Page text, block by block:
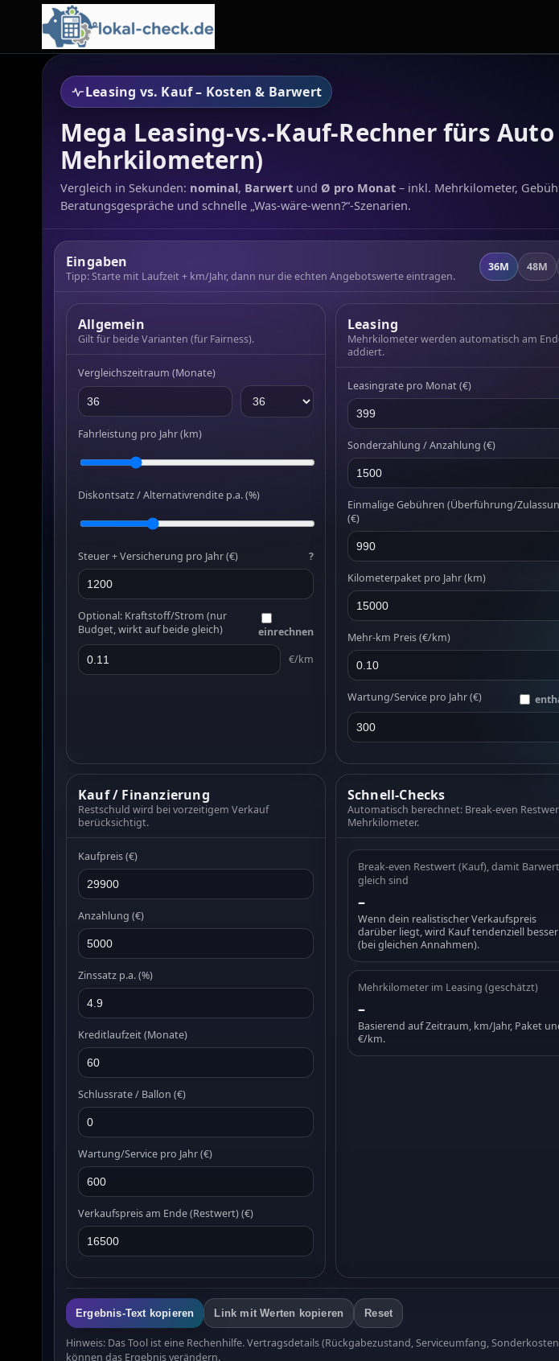
Leasing vs. Kauf – Kosten & Barwert
Mega Leasing-vs.-Kauf-Rechner fürs
Mehrkilometern)
Vergleich in Sekunden: nominal, Barwert und Ø pro Monat – inkl. Mehrkilometer,
Beratungsgespräche und schnelle „Was-wäre-wenn?“-Szenarien.
Eingaben
Tipp: Starte mit Laufzeit + km/Jahr, dann nur die echten Angebotswerte eintragen.
36M 48M
Allgemein
Gilt für beide Varianten (für Fairness).
Vergleichszeitraum (Monate)
Fahrleistung pro Jahr (km)
Diskontsatz / Alternativrendite p.a. (%)
Steuer + Versicherung pro Jahr (€) ?
Optional: Kraftstoff/Strom (nur
Budget, wirkt auf beide gleich)
einrechnen
€/km
Leasing
Mehrkilometer werden automatisch am
addiert.
Leasingrate pro Monat (€)
Sonderzahlung / Anzahlung (€)
Einmalige Gebühren (Überführung/
(€)
Kilometerpaket pro Jahr (km)
Mehr-km Preis (€/km)
Wartung/Service pro Jahr (€)
Kauf / Finanzierung
Restschuld wird bei vorzeitigem Verkauf
berücksichtigt.
Kaufpreis (€)
Anzahlung (€)
Zinssatz p.a. (%)
Kreditlaufzeit (Monate)
Schlussrate / Ballon (€)
Wartung/Service pro Jahr (€)
Verkaufspreis am Ende (Restwert) (€)
Schnell-Checks
Automatisch berechnet: Break-even
Mehrkilometer.
Break-even Restwert (Kauf), damit
gleich sind
–
Wenn dein realistischer Verkaufspreis
darüber liegt, wird Kauf tendenziell besser
(bei gleichen Annahmen).
Mehrkilometer im Leasing (geschätzt)
–
Basierend auf Zeitraum, km/Jahr, Paket
€/km.
Ergebnis-Text kopieren Link mit Werten kopieren Reset
Hinweis: Das Tool ist eine Rechenhilfe. Vertragsdetails (Rückgabezustand, Serviceumfang,
können das Ergebnis verändern.